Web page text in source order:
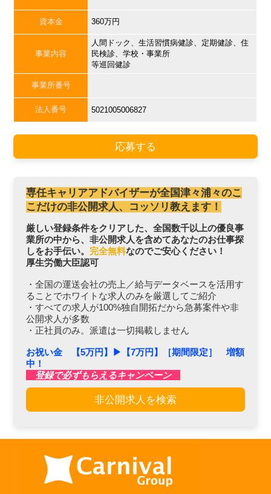
資本金 360万円
事業内容
人間ドック、生活習慣病健診、定期健診、住
民検診、学校・事業所
等巡回健診
事業所番号
法人番号 5021005006827
応募する
専任キャリアアドバイザーが全国津々浦々のこ
こだけの非公開求人、コッソリ教えます！
厳しい登録条件をクリアした、全国数千以上の優良事
業所の中から、非公開求人を含めてあなたのお仕事探
しをお手伝い。 完全無料なのでご安心ください！
厚生労働大臣認可
・全国の運送会社の売上／給与データベースを活用す
ることでホワイトな求人のみを厳選してご紹介
・すべての求人が100%独自開拓だから急募案件や非
公開求人が多数
・正社員のみ。派遣は一切掲載しません
お祝い金 【5万円】▶︎【7万円】［期間限定］ 増額
中！
登録で必ずもらえるキャンペーン
非公開求人を検索